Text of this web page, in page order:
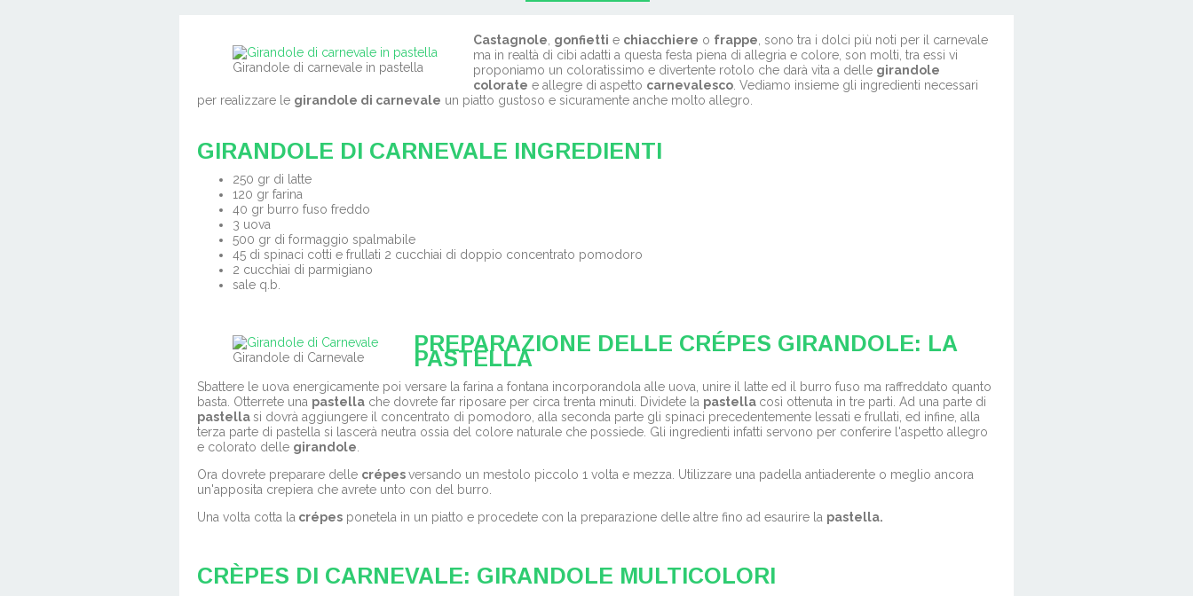
Girandole di carnevale in pastella
Castagnole, gonfietti e chiacchiere o frappe, sono tra i dolci più noti per il carnevale
ma in realtà di cibi adatti a questa festa piena di allegria e colore, son molti, tra essi vi
proponiamo un coloratissimo e divertente rotolo che darà vita a delle girandole
colorate e allegre di aspetto carnevalesco. Vediamo insieme gli ingredienti necessari
per realizzare le girandole di carnevale un piatto gustoso e sicuramente anche molto allegro.
GIRANDOLE DI CARNEVALE INGREDIENTI
250 gr di latte
120 gr farina
40 gr burro fuso freddo
3 uova
500 gr di formaggio spalmabile
45 di spinaci cotti e frullati 2 cucchiai di doppio concentrato pomodoro
2 cucchiai di parmigiano
sale q.b.
Girandole di Carnevale
PREPARAZIONE DELLE CRÉPES GIRANDOLE: LA
PASTELLA
Sbattere le uova energicamente poi versare la farina a fontana incorporandola alle uova, unire il latte ed il burro fuso ma raffreddato quanto
basta. Otterrete una pastella che dovrete far riposare per circa trenta minuti. Dividete la pastella così ottenuta in tre parti. Ad una parte di
pastellasi dovrà aggiungere il concentrato di pomodoro, alla seconda parte gli spinaci precedentemente lessati e frullati, ed infine, alla
terza parte di pastella si lascerà neutra ossia del colore naturale che possiede. Gli ingredienti infatti servono per conferire l'aspetto allegro
e colorato delle girandole.
Ora dovrete preparare delle crépesversando un mestolo piccolo 1 volta e mezza. Utilizzare una padella antiaderente o meglio ancora
un'apposita crepiera che avrete unto con del burro.
Una volta cotta la crépes ponetela in un piatto e procedete con la preparazione delle altre fino ad esaurire la pastella.
CRÈPES DI CARNEVALE: GIRANDOLE MULTICOLORI